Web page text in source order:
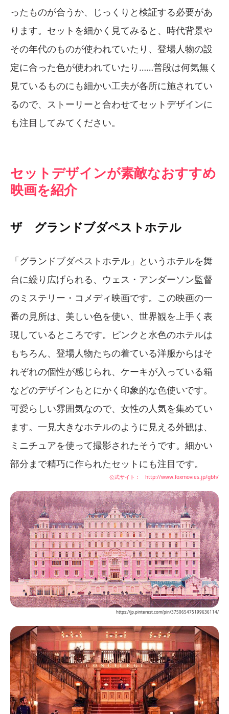
ったものが合うか、じっくりと検証する必要があ
ります。セットを細かく見てみると、時代背景や
その年代のものが使われていたり、登場人物の設
定に合った色が使われていたり……普段は何気無く
見ているものにも細かい工夫が各所に施されてい
るので、ストーリーと合わせてセットデザインに
も注目してみてください。
セットデザインが素敵なおすすめ
映画を紹介
ザ グランドブダペストホテル
「グランドブダペストホテル」というホテルを舞
台に繰り広げられる、ウェス・アンダーソン監督
のミステリー・コメディ映画です。この映画の一
番の見所は、美しい色を使い、世界観を上手く表
現しているところです。ピンクと水色のホテルは
もちろん、登場人物たちの着ている洋服からはそ
れぞれの個性が感じられ、ケーキが入っている箱
などのデザインもとにかく印象的な色使いです。
可愛らしい雰囲気なので、女性の人気を集めてい
ます。一見大きなホテルのように見える外観は、
ミニチュアを使って撮影されたそうです。細かい
部分まで精巧に作られたセットにも注目です。
公式サイト： http://www.foxmovies.jp/gbh/
https://jp.pinterest.com/pin/375065475199636114/